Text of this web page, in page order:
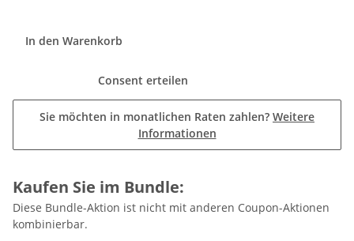
In den Warenkorb
Consent erteilen
Sie möchten in monatlichen Raten zahlen? Weitere
Informationen
Kaufen Sie im Bundle:
Diese Bundle-Aktion ist nicht mit anderen Coupon-Aktionen
kombinierbar.